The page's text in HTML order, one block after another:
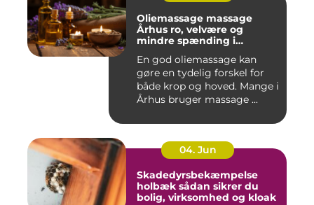
Oliemassage massage
Århus ro, velvære og
mindre spænding i
En god oliemassage kan
gøre en tydelig forskel for
både krop og hoved. Mange i
Århus bruger massage ...
04. Jun
Skadedyrsbekæmpelse
holbæk sådan sikrer du
bolig, virksomhed og kloak